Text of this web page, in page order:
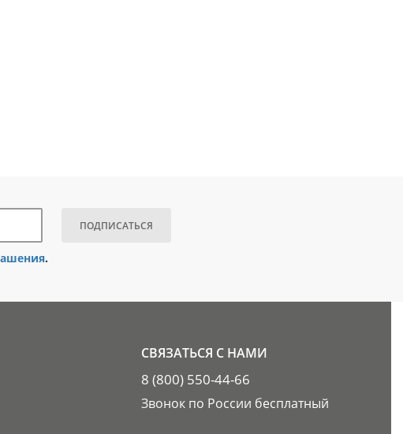
ПОДПИСАТЬСЯ
.
СВЯЗАТЬСЯ С НАМИ
8 (800) 550-44-66
Звонок по России бесплатный